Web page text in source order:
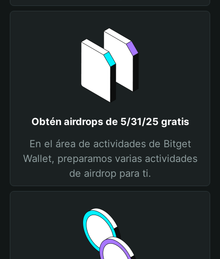
Obtén airdrops de 5/31/25 gratis
En el área de actividades de Bitget
Wallet, preparamos varias actividades
de airdrop para ti.